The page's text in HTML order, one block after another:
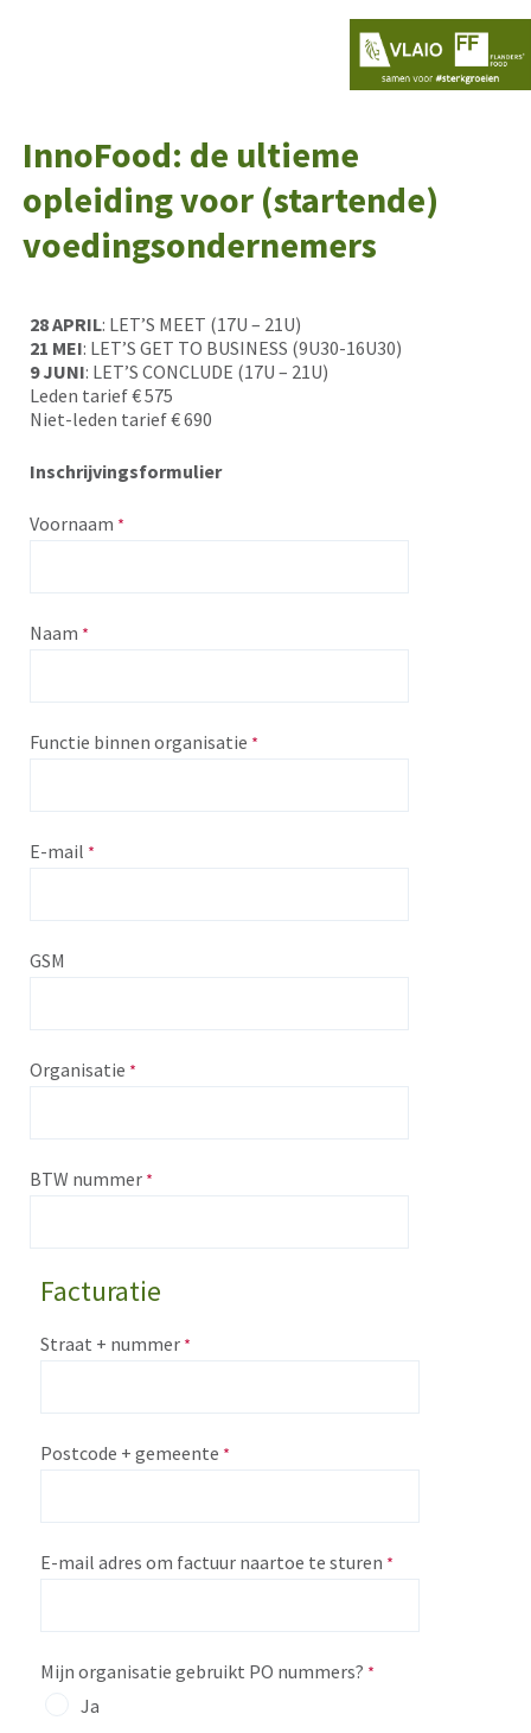
InnoFood: de ultieme
opleiding voor (startende)
voedingsondernemers
28 APRIL: LET’S MEET (17U – 21U)
21 MEI: LET’S GET TO BUSINESS (9U30-16U30)
9 JUNI: LET’S CONCLUDE (17U – 21U)
Leden tarief € 575
Niet-leden tarief € 690
Inschrijvingsformulier
Voornaam
Naam
Functie binnen organisatie
E-mail
GSM
Organisatie
BTW nummer
Facturatie
Straat + nummer
Postcode + gemeente
E-mail adres om factuur naartoe te sturen
Mijn organisatie gebruikt PO nummers?
Ja